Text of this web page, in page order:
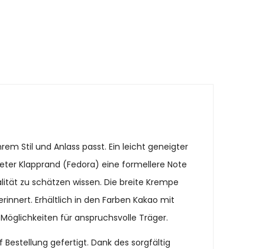
Stil und Anlass passt. Ein leicht geneigter
Klapprand (Fedora) eine formellere Note
zu schätzen wissen. Die breite Krempe
Erhältlich in den Farben Kakao mit
für anspruchsvolle Träger.
Bestellung gefertigt. Dank des sorgfältig